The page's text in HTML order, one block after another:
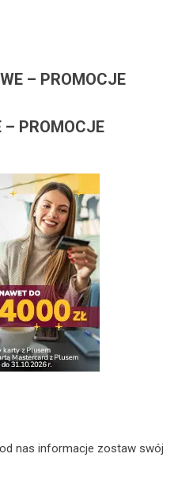
– PROMOCJE
– PROMOCJE
nas informacje zostaw swój